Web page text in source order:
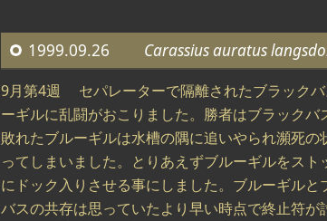
1999.09.26 Carassius auratus
9月第4週 セパレーターで隔離されたブラック
ーギルに乱闘がおこりました。勝者はブラックバ
敗れたブルーギルは水槽の隅に追いやられ瀕死の
ってしまいました。とりあえずブルーギルをスト
にドック入りさせる事にしました。ブルーギルと
バスの共存は思っていたより早い時点で終止符が